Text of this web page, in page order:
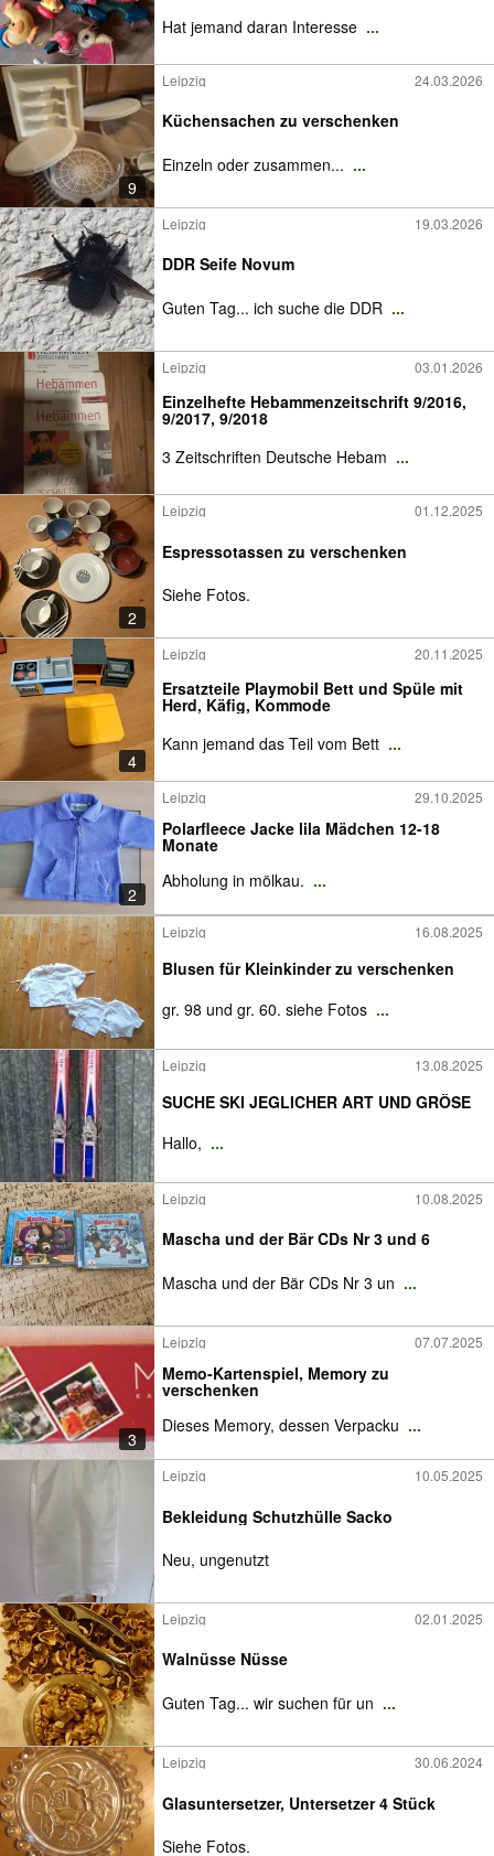
Hat jemand daran Interesse ...
9
Leipzig 24.03.2026
Küchensachen zu verschenken
Einzeln oder zusammen... ...
Leipzig 19.03.2026
DDR Seife Novum
Guten Tag... ich suche die DDR ...
Leipzig 03.01.2026
Einzelhefte Hebammenzeitschrift 9/2016,
9/2017, 9/2018
3 Zeitschriften Deutsche Hebam ...
2
Leipzig 01.12.2025
Espressotassen zu verschenken
Siehe Fotos.
4
Leipzig 20.11.2025
Ersatzteile Playmobil Bett und Spüle mit
Herd, Käfig, Kommode
Kann jemand das Teil vom Bett ...
2
Leipzig 29.10.2025
Polarfleece Jacke lila Mädchen 12-18
Monate
Abholung in mölkau. ...
Leipzig 16.08.2025
Blusen für Kleinkinder zu verschenken
gr. 98 und gr. 60. siehe Fotos ...
Leipzig 13.08.2025
SUCHE SKI JEGLICHER ART UND GRÖSE
Hallo, ...
Leipzig 10.08.2025
Mascha und der Bär CDs Nr 3 und 6
Mascha und der Bär CDs Nr 3 un ...
3
Leipzig 07.07.2025
Memo-Kartenspiel, Memory zu
verschenken
Dieses Memory, dessen Verpacku ...
Leipzig 10.05.2025
Bekleidung Schutzhülle Sacko
Neu, ungenutzt
Leipzig 02.01.2025
Walnüsse Nüsse
Guten Tag... wir suchen für un ...
Leipzig 30.06.2024
Glasuntersetzer, Untersetzer 4 Stück
Siehe Fotos.